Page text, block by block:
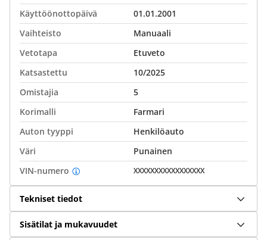
Käyttöönottopäivä
01.01.2001
Vaihteisto
Manuaali
Vetotapa
Etuveto
Katsastettu
10/2025
Omistajia
5
Korimalli
Farmari
Auton tyyppi
Henkilöauto
Väri
Punainen
VIN-numero
XXXXXXXXXXXXXXXXX
Tekniset tiedot
Sisätilat ja mukavuudet